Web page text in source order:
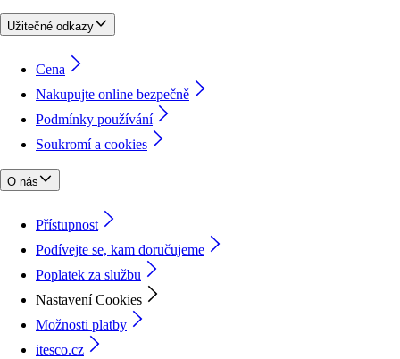
Užitečné odkazy
Cena
Nakupujte online bezpečně
Podmínky používání
Soukromí a cookies
O nás
Přístupnost
Podívejte se, kam doručujeme
Poplatek za službu
Nastavení Cookies
Možnosti platby
itesco.cz